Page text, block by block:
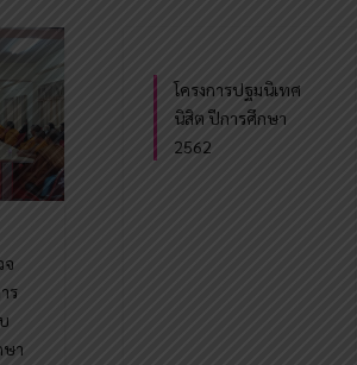
จ
ร
า
โครงการปฐมนิเทศ
นิสิต ปีการศึกษา
2562